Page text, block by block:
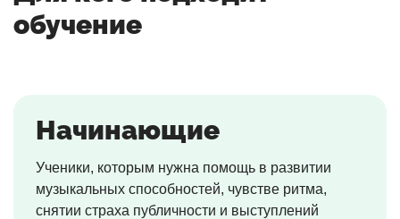
обучение
Начинающие
Ученики, которым нужна помощь в развитии
музыкальных способностей, чувстве ритма,
снятии страха публичности и выступлений